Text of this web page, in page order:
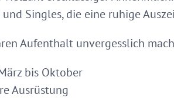
Singles, die eine ruhige
Aufenthalt unvergesslich
bis Oktober
Ausrüstung